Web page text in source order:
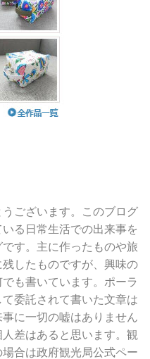
ございます。このブログ
る日常生活での出来事を
す。主に作ったものや旅
したものですが、興味の
も書いています。ポーラ
委託されて書いた文章は
に一切の嘘はありません
差はあると思います。観
合は政府観光局公式ペー